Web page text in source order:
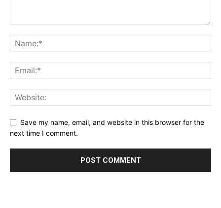
Save my name, email, and website in this browser for the
next time I comment.